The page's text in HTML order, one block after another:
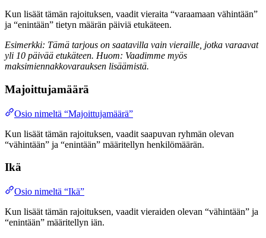
Kun lisäät tämän rajoituksen, vaadit vieraita “varaamaan vähintään”
ja “enintään” tietyn määrän päiviä etukäteen.
Esimerkki: Tämä tarjous on saatavilla vain vieraille, jotka varaavat
yli 10 päivää etukäteen. Huom: Vaadimme myös
maksimiennakkovarauksen lisäämistä.
Majoittujamäärä
Osio nimeltä “Majoittujamäärä”
Kun lisäät tämän rajoituksen, vaadit saapuvan ryhmän olevan
“vähintään” ja “enintään” määritellyn henkilömäärän.
Ikä
Osio nimeltä “Ikä”
Kun lisäät tämän rajoituksen, vaadit vieraiden olevan “vähintään” ja
“enintään” määritellyn iän.